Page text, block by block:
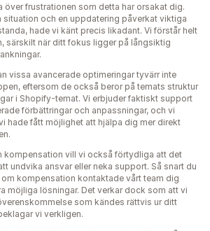
över frustrationen som detta har orsakat dig.
situation och en uppdatering påverkat viktiga
hade vi känt precis likadant. Vi förstår helt
särskilt när ditt fokus ligger på långsiktig
vissa avancerade optimeringar tyvärr inte
eftersom de också beror på temats struktur
i Shopify-temat. Vi erbjuder faktiskt support
förbättringar och anpassningar, och vi
hade fått möjlighet att hjälpa dig mer direkt
kompensation vill vi också förtydliga att det
undvika ansvar eller neka support. Så snart du
kompensation kontaktade vårt team dig
möjliga lösningar. Det verkar dock som att vi
som kändes rättvis ur ditt
vi verkligen.